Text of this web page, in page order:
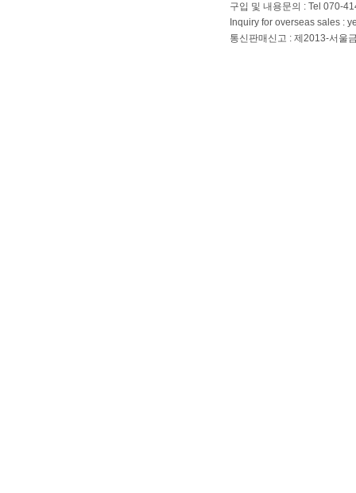
구입 및 내용문의 : Tel 070-
Inquiry for overseas sales :
통신판매신고 : 제2013-서울